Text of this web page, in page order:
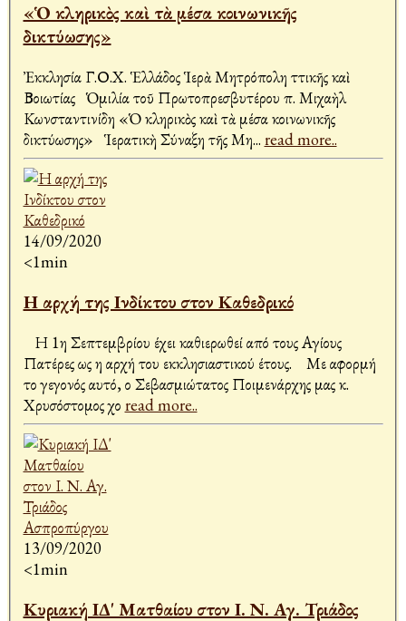
«Ὁ κληρικὸς καὶ τὰ μέσα κοινωνικῆς
δικτύωσης»
Ἐκκλησία Γ.Ο.Χ. Ἑλλάδος Ἱερὰ Μητρόπολη Ἀττικῆς καὶ
Βοιωτίας Ὁμιλία τοῦ Πρωτοπρεσβυτέρου π. Μιχαὴλ
Κωνσταντινίδη «Ὁ κληρικὸς καὶ τὰ μέσα κοινωνικῆς
δικτύωσης» Ἱερατικὴ Σύναξη τῆς Μη... read more..
14/09/2020
<1min
Η αρχή της Ινδίκτου στον Καθεδρικό
Η 1η Σεπτεμβρίου έχει καθιερωθεί από τους Αγίους
Πατέρες ως η αρχή του εκκλησιαστικού έτους. Με αφορμή
το γεγονός αυτό, ο Σεβασμιώτατος Ποιμενάρχης μας κ.
Χρυσόστομος χο read more..
13/09/2020
<1min
Κυριακή ΙΔ' Ματθαίου στον Ι. Ν. Αγ. Τριάδος